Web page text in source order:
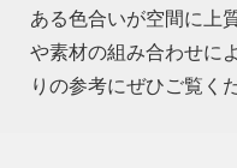
ある色合いが空間に上
や素材の組み合わせに
りの参考にぜひご覧く